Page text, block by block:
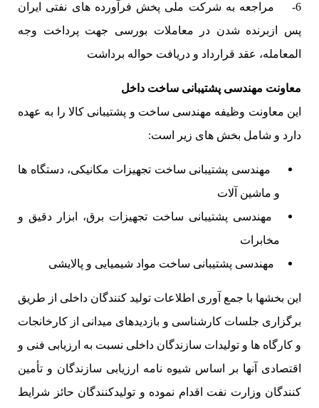
6- مراجعه به شرکت ملی پخش فرآورده های نفتی ایران
پس ازبرنده شدن در معاملات بورسی جهت پرداخت وجه
المعامله، عقد قرارداد و دریافت حواله برداشت
معاونت مهندسی پشتیبانی ساخت داخل
این معاونت وظیفه مهندسی ساخت و پشتیبانی کالا را به عهده
دارد و شامل بخش های زیر است:
مهندسی پشتیبانی ساخت تجهیزات مکانیکی، دستگاه ها
و ماشین آلات
مهندسی پشتیبانی ساخت تجهیزات برق، ابزار دقیق و
مخابرات
مهندسی پشتیبانی ساخت مواد شیمیایی و پالایشی
این بخشها با جمع آوری اطلاعات تولید کنندگان داخلی از طریق
برگزاری جلسات کارشناسی و بازدیدهای میدانی از کارخانجات
و كارگاه ها و تولیدات سازندگان داخلی نسبت به ارزیابی فنی و
اقتصادی آنها بر اساس شیوه نامه ارزیابی سازندگان و تأمین
کنندگان وزارت نفت اقدام نموده و تولیدکنندگان حائز شرایط